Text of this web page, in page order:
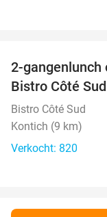
2-gangenlunch
Bistro Côté Sud
Bistro Côté Sud
Kontich (9 km)
Verkocht: 820